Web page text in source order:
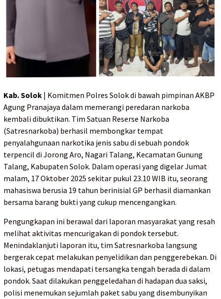
Kab. Solok | Komitmen Polres Solok di bawah pimpinan AKBP
Agung Pranajaya dalam memerangi peredaran narkoba
kembali dibuktikan. Tim Satuan Reserse Narkoba
(Satresnarkoba) berhasil membongkar tempat
penyalahgunaan narkotika jenis sabu di sebuah pondok
terpencil di Jorong Aro, Nagari Talang, Kecamatan Gunung
Talang, Kabupaten Solok. Dalam operasi yang digelar Jumat
malam, 17 Oktober 2025 sekitar pukul 23.10 WIB itu, seorang
mahasiswa berusia 19 tahun berinisial GP berhasil diamankan
bersama barang bukti yang cukup mencengangkan.
Pengungkapan ini berawal dari laporan masyarakat yang resah
melihat aktivitas mencurigakan di pondok tersebut.
Menindaklanjuti laporan itu, tim Satresnarkoba langsung
bergerak cepat melakukan penyelidikan dan penggerebekan. Di
lokasi, petugas mendapati tersangka tengah berada di dalam
pondok. Saat dilakukan penggeledahan di hadapan dua saksi,
polisi menemukan sejumlah paket sabu yang disembunyikan